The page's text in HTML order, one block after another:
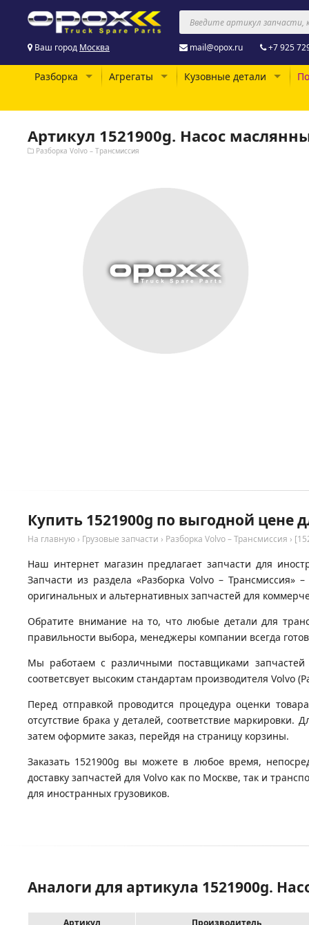
Ваш город Москва mail@opox.ru +7 925
Разборка Агрегаты Кузовные детали
Артикул 1521900g. Насос
Разборка Volvo – Трансмиссия
Купить 1521900g по выгодной цене
На главную › Грузовые запчасти › Разборка Volvo – Трансмиссия ›
Наш интернет магазин предлагает запчасти для
Запчасти из раздела «Разборка Volvo –
оригинальных и альтернативных запчастей для
Обратите внимание на то, что любые детали для
правильности выбора, менеджеры компании всегда
Мы работаем с различными поставщиками запчастей
соответсвует высоким стандартам производителя Volvo
Перед отправкой проводится процедура оценки
отсутствие брака у деталей, соответствие
затем оформите заказ, перейдя на страницу корзины.
Заказать 1521900g вы можете в любое время,
доставку запчастей для Volvo как по Москве, так и
для иностранных грузовиков.
Аналоги для артикула 1521900g.
Артикул
Производитель